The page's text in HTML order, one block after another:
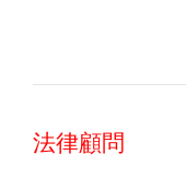
法律顧問